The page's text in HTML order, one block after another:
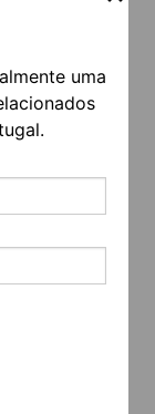
uma
COM
À